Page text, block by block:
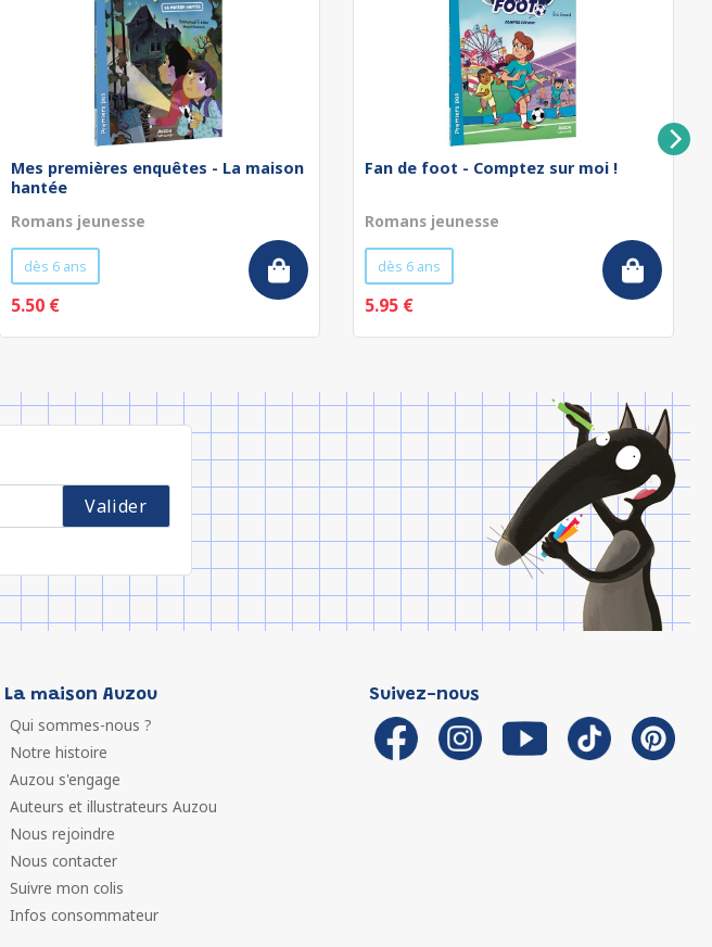
Mes premières enquêtes - La maison
hantée
Romans jeunesse
dès 6 ans
5.50 €
Fan de foot - Comptez sur moi !
Romans jeunesse
dès 6 ans
5.95 €
La maison Auzou
Qui sommes-nous ?
Notre histoire
Auzou s'engage
Auteurs et illustrateurs Auzou
Nous rejoindre
Nous contacter
Suivre mon colis
Infos consommateur
Suivez-nous